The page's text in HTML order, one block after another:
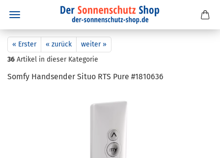
« Erster « zurück
weiter »
36 Artikel in dieser Kategorie
Somfy Hand­sen­der Situo RTS Pure #1810636